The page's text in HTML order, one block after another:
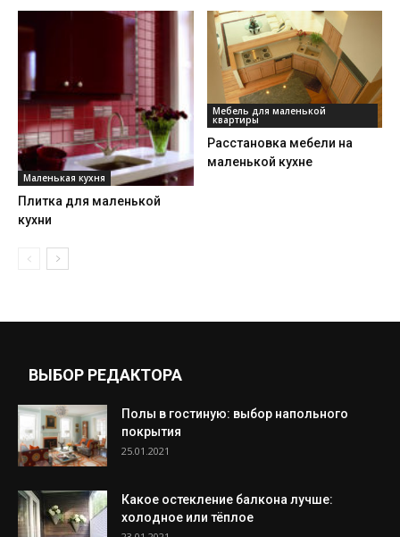
Маленькая кухня
Плитка для маленькой
кухни
Мебель для маленькой
квартиры
Расстановка мебели на
маленькой кухне
ВЫБОР РЕДАКТОРА
Полы в гостиную: выбор напольного
покрытия
25.01.2021
Какое остекление балкона лучше:
холодное или тёплое